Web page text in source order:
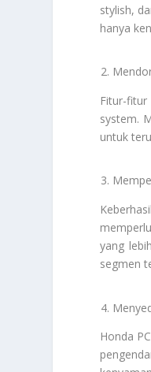
stylish,
hanya
Fitur-
system.
untuk
yang
segmen
Honda